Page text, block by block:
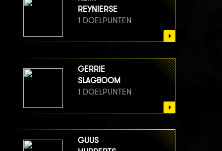
REYNIERSE
1 DOELPUNTEN
GERRIE
SLAGBOOM
1 DOELPUNTEN
GUUS